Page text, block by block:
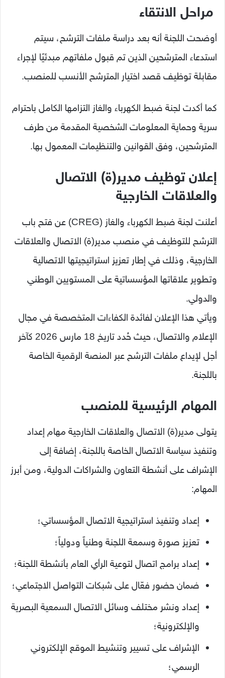
مراحل الانتقاء
أوضحت اللجنة أنه بعد دراسة ملفات الترشح، سيتم
استدعاء المترشحين الذين تم قبول ملفاتهم مبدئيًا لإجراء
مقابلة توظيف قصد اختيار المترشح الأنسب للمنصب.
كما أكدت لجنة ضبط الكهرباء والغاز التزامها الكامل باحترام
سرية وحماية المعلومات الشخصية المقدمة من طرف
المترشحين، وفق القوانين والتنظيمات المعمول بها.
إعلان توظيف مدير(ة) الاتصال
والعلاقات الخارجية
أعلنت لجنة ضبط الكهرباء والغاز (CREG) عن فتح باب
الترشح للتوظيف في منصب مدير(ة) الاتصال والعلاقات
الخارجية، وذلك في إطار تعزيز استراتيجيتها الاتصالية
وتطوير علاقاتها المؤسساتية على المستويين الوطني
والدولي.
ويأتي هذا الإعلان لفائدة الكفاءات المتخصصة في مجال
الإعلام والاتصال، حيث حُدد تاريخ 18 مارس 2026 كآخر
أجل لإيداع ملفات الترشح عبر المنصة الرقمية الخاصة
باللجنة.
المهام الرئيسية للمنصب
يتولى مدير(ة) الاتصال والعلاقات الخارجية مهام إعداد
وتنفيذ سياسة الاتصال الخاصة باللجنة، إضافة إلى
الإشراف على أنشطة التعاون والشراكات الدولية، ومن أبرز
المهام:
إعداد وتنفيذ استراتيجية الاتصال المؤسساتي؛
تعزيز صورة وسمعة اللجنة وطنياً ودولياً؛
إعداد برامج اتصال لتوعية الرأي العام بأنشطة اللجنة؛
ضمان حضور فعّال على شبكات التواصل الاجتماعي؛
إعداد ونشر مختلف وسائل الاتصال السمعية البصرية
والإلكترونية؛
الإشراف على تسيير وتنشيط الموقع الإلكتروني
الرسمي؛